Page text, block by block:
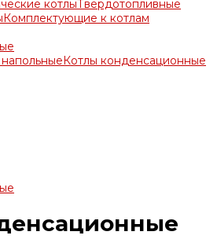
котлыТвердотопливные
Комплектующие к котлам
Котлы конденсационные